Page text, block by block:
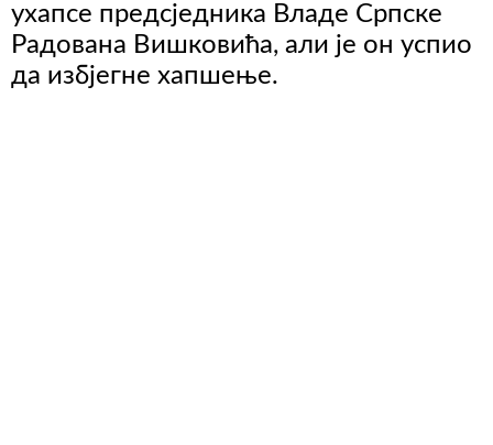
ухапсе предсједника Владе Српске
Радована Вишковића, али је он успио
да избјегне хапшење.